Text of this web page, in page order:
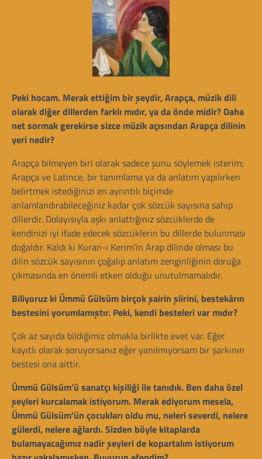
Peki hocam. Merak ettiğim bir şeydir, Arapça, müzik dili
olarak diğer dillerden farklı mıdır, ya da önde midir? Daha
net sormak gerekirse sizce müzik açısından Arapça dilinin
yeri nedir?
Arapça bilmeyen biri olarak sadece şunu söylemek isterim;
Arapça ve Latince, bir tanımlama ya da anlatım yapılırken
belirtmek istediğinizi en ayrıntılı biçimde
anlamlandırabileceğiniz kadar çok sözcük sayısına sahip
dillerdir. Dolayısıyla aşkı anlattığınız sözcüklerde de
kendinizi iyi ifade edecek sözcüklerin bu dillerde bulunması
doğaldır. Kaldı ki Kuran-ı Kerim’in Arap dilinde olması bu
dilin sözcük sayısının çoğalıp anlatım zenginliğinin doruğa
çıkmasında en önemli etken olduğu unutulmamalıdır.
Biliyoruz ki Ümmü Gülsüm birçok şairin şiirini, bestekârın
bestesini yorumlamıştır. Peki, kendi besteleri var mıdır?
Çok az sayıda bildiğimiz olmakla birlikte evet var. Eğer
kayıtlı olarak soruyorsanız eğer yanılmıyorsam bir şarkının
bestesi ona aittir.
Ümmü Gülsüm’ü sanatçı kişiliği ile tanıdık. Ben daha özel
şeyleri kurcalamak istiyorum. Merak ediyorum mesela,
Ümmü Gülsüm’ün çocukları oldu mu, neleri severdi, nelere
gülerdi, nelere ağlardı. Sizden böyle kitaplarda
bulamayacağımız nadir şeyleri de kopartalım istiyorum